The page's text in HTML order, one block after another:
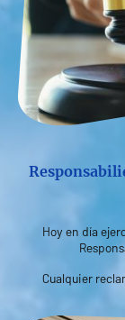
Hoy en día
Cualquier